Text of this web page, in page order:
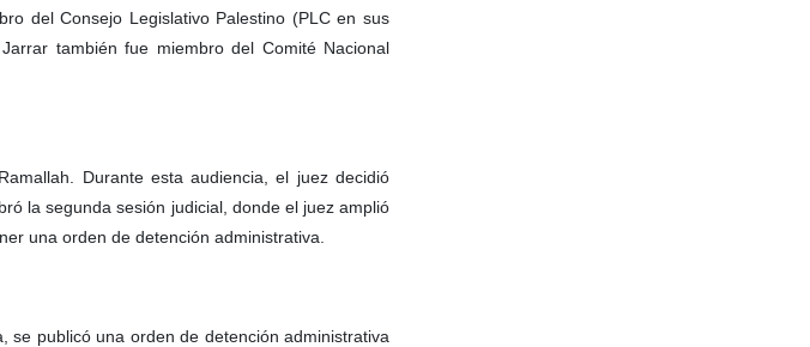
del Consejo Legislativo Palestino (PLC en sus
también fue miembro del Comité Nacional
Durante esta audiencia, el juez decidió
la segunda sesión judicial, donde el juez amplió
una orden de detención administrativa.
se publicó una orden de detención administrativa